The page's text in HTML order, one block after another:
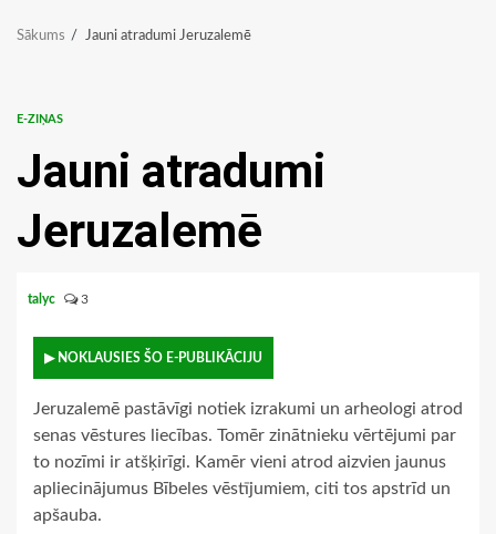
Sākums Jauni atradumi Jeruzalemē
E-ZIŅAS
Jauni atradumi
Jeruzalemē
talyc 3
▶ NOKLAUSIES ŠO E-PUBLIKĀCIJU
Jeruzalemē pastāvīgi notiek izrakumi un arheologi atrod
senas vēstures liecības. Tomēr zinātnieku vērtējumi par
to nozīmi ir atšķirīgi. Kamēr vieni atrod aizvien jaunus
apliecinājumus Bībeles vēstījumiem, citi tos apstrīd un
apšauba.